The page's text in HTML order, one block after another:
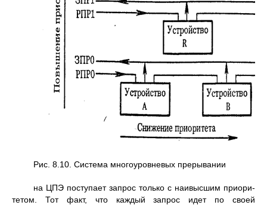
Рис. 8.10. Система многоуровневых прерывании
на ЦПЭ поступает запрос только с наивысшим приори­
тетом. Тот факт, что каждый запрос идет по своей